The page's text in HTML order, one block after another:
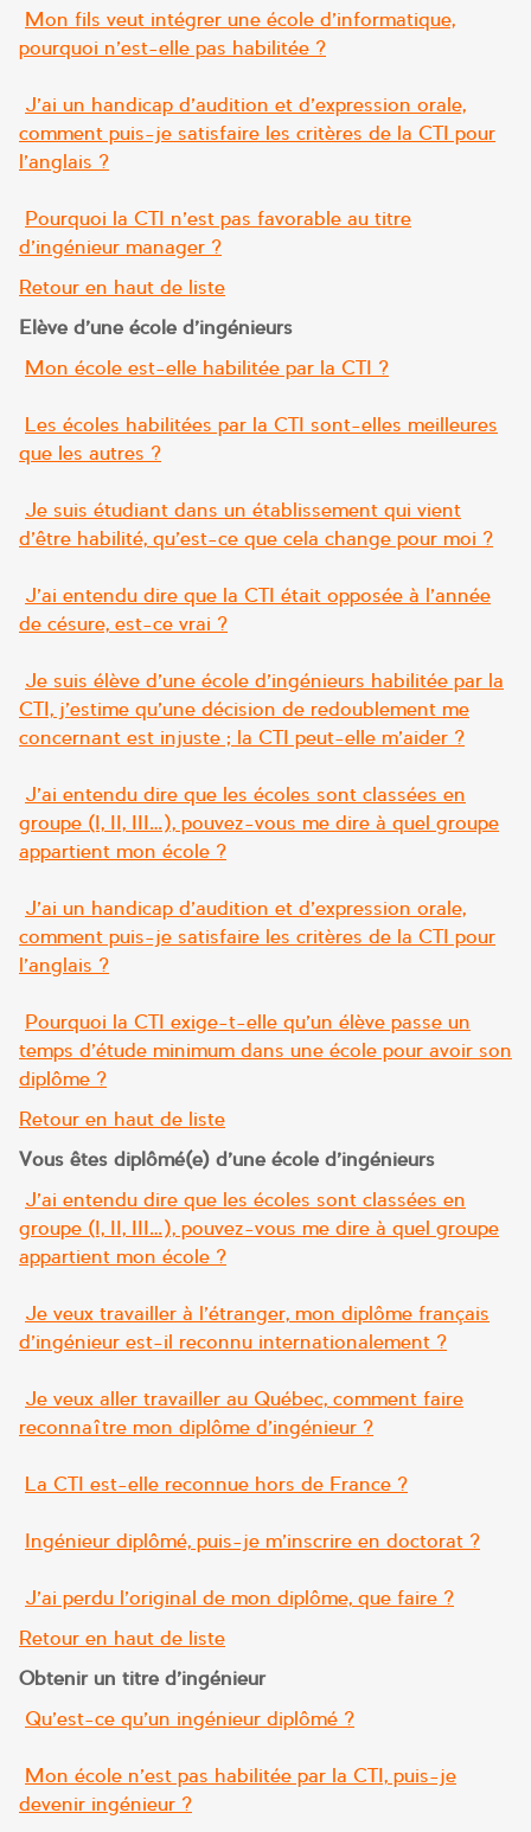
Mon fils veut intégrer une école d’informatique,
pourquoi n’est-elle pas habilitée ?
J’ai un handicap d’audition et d’expression orale,
comment puis-je satisfaire les critères de la CTI pour
l’anglais ?
Pourquoi la CTI n’est pas favorable au titre
d’ingénieur manager ?
Retour en haut de liste
Elève d’une école d’ingénieurs
Mon école est-elle habilitée par la CTI ?
Les écoles habilitées par la CTI sont-elles meilleures
que les autres ?
Je suis étudiant dans un établissement qui vient
d’être habilité, qu’est-ce que cela change pour moi ?
J’ai entendu dire que la CTI était opposée à l’année
de césure, est-ce vrai ?
Je suis élève d’une école d’ingénieurs habilitée par la
CTI, j’estime qu’une décision de redoublement me
concernant est injuste ; la CTI peut-elle m’aider ?
J’ai entendu dire que les écoles sont classées en
groupe (I, II, III…), pouvez-vous me dire à quel groupe
appartient mon école ?
J’ai un handicap d’audition et d’expression orale,
comment puis-je satisfaire les critères de la CTI pour
l’anglais ?
Pourquoi la CTI exige-t-elle qu’un élève passe un
temps d’étude minimum dans une école pour avoir son
diplôme ?
Retour en haut de liste
Vous êtes diplômé(e) d’une école d’ingénieurs
J’ai entendu dire que les écoles sont classées en
groupe (I, II, III…), pouvez-vous me dire à quel groupe
appartient mon école ?
Je veux travailler à l’étranger, mon diplôme français
d’ingénieur est-il reconnu internationalement ?
Je veux aller travailler au Québec, comment faire
reconnaître mon diplôme d’ingénieur ?
La CTI est-elle reconnue hors de France ?
Ingénieur diplômé, puis-je m’inscrire en doctorat ?
J’ai perdu l’original de mon diplôme, que faire ?
Retour en haut de liste
Obtenir un titre d’ingénieur
Qu’est-ce qu’un ingénieur diplômé ?
Mon école n’est pas habilitée par la CTI, puis-je
devenir ingénieur ?